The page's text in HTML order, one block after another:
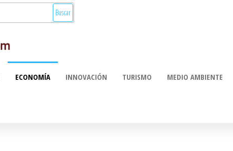
Comunicación
2.0
Valenciana:
turismo, cultura,
economía,
ECONOMÍA INNOVACIÓN TURISMO MEDIO AMBIENTE